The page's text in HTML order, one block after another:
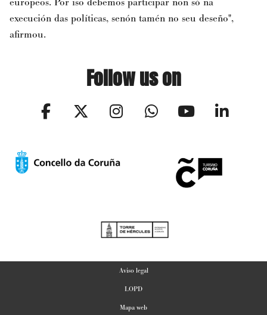
execución das políticas, senón tamén no seu deseño",
afirmou.
Follow us on
Aviso legal
LOPD
Mapa web